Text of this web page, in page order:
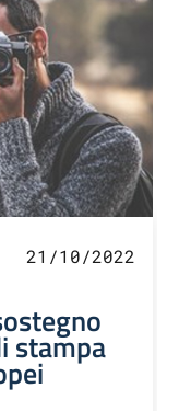
21/10/2022
stampa